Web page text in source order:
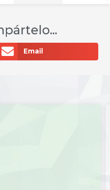
Email